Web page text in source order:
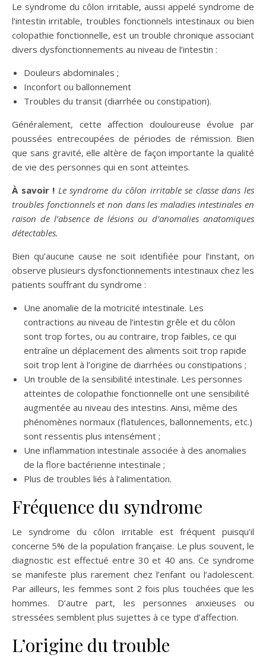
Le syndrome du côlon irritable, aussi appelé syndrome de
l’intestin irritable, troubles fonctionnels intestinaux ou bien
colopathie fonctionnelle, est un trouble chronique associant
divers dysfonctionnements au niveau de l’intestin :
Douleurs abdominales ;
Inconfort ou ballonnement
Troubles du transit (diarrhée ou constipation).
Généralement, cette affection douloureuse évolue par
poussées entrecoupées de périodes de rémission. Bien
que sans gravité, elle altère de façon importante la qualité
de vie des personnes qui en sont atteintes.
À savoir ! Le syndrome du côlon irritable se classe dans les
troubles fonctionnels et non dans les maladies intestinales en
raison de l’absence de lésions ou d’anomalies anatomiques
détectables.
Bien qu’aucune cause ne soit identifiée pour l’instant, on
observe plusieurs dysfonctionnements intestinaux chez les
patients souffrant du syndrome :
Une anomalie de la motricité intestinale. Les
contractions au niveau de l’intestin grêle et du côlon
sont trop fortes, ou au contraire, trop faibles, ce qui
entraîne un déplacement des aliments soit trop rapide
soit trop lent à l’origine de diarrhées ou constipations ;
Un trouble de la sensibilité intestinale. Les personnes
atteintes de colopathie fonctionnelle ont une sensibilité
augmentée au niveau des intestins. Ainsi, même des
phénomènes normaux (flatulences, ballonnements, etc.)
sont ressentis plus intensément ;
Une inflammation intestinale associée à des anomalies
de la flore bactérienne intestinale ;
Plus de troubles liés à l’alimentation.
Fréquence du syndrome
Le syndrome du côlon irritable est fréquent puisqu’il
concerne 5% de la population française. Le plus souvent, le
diagnostic est effectué entre 30 et 40 ans. Ce syndrome
se manifeste plus rarement chez l’enfant ou l’adolescent.
Par ailleurs, les femmes sont 2 fois plus touchées que les
hommes. D’autre part, les personnes anxieuses ou
stressées semblent plus sujettes à ce type d’affection.
L’origine du trouble